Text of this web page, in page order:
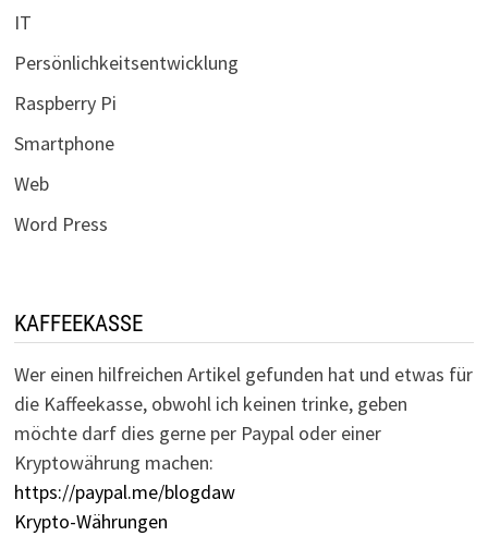
IT
Persönlichkeitsentwicklung
Raspberry Pi
Smartphone
Web
Word Press
KAFFEEKASSE
Wer einen hilfreichen Artikel gefunden hat und etwas für
die Kaffeekasse, obwohl ich keinen trinke, geben
möchte darf dies gerne per Paypal oder einer
Kryptowährung machen:
https://paypal.me/blogdaw
Krypto-Währungen